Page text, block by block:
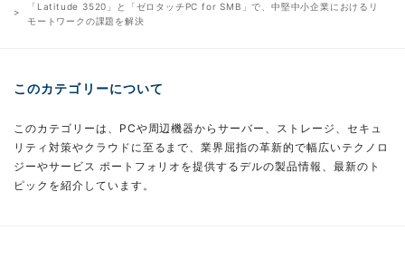
「Latitude 3520」と「ゼロタッチPC for SMB」で、中堅中小企業におけるリ
モートワークの課題を解決
このカテゴリーについて
このカテゴリーは、PCや周辺機器からサーバー、ストレージ、セキュ
リティ対策やクラウドに至るまで、業界屈指の革新的で幅広いテクノロ
ジーやサービス ポートフォリオを提供するデルの製品情報、最新のト
ピックを紹介しています。